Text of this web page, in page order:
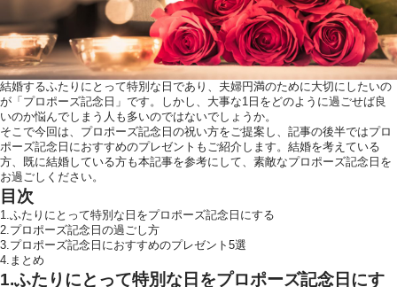
トピックス 結
お問い合わせ・
資料請求
ご成約者様へ
ご不明な点やご相
結婚するふたりにとって特別な日であり、夫婦円満のために大切にしたいの
が「プロポーズ記念日」です。しかし、大事な1日をどのように過ごせば良
いのか悩んでしまう人も多いのではないでしょうか。
そこで今回は、プロポーズ記念日の祝い方をご提案し、記事の後半ではプロ
ポーズ記念日におすすめのプレゼントもご紹介します。結婚を考えている
方、既に結婚している方も本記事を参考にして、素敵なプロポーズ記念日を
お過ごしください。
目次
1.ふたりにとって特別な日をプロポーズ記念日にする
2.プロポーズ記念日の過ごし方
3.プロポーズ記念日におすすめのプレゼント5選
4.まとめ
1.ふたりにとって特別な日をプロポーズ記念日にす